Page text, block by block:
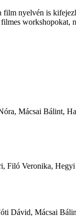
nyelvén is
workshopokat,
Mácsai Bálint,
Filó Veronika,
Dávid, Mácsai